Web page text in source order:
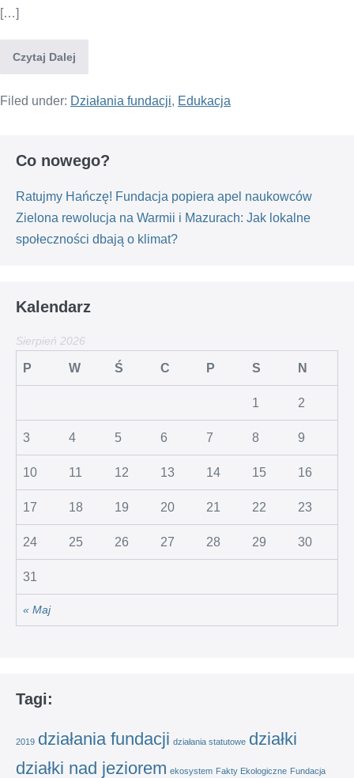
[…]
Czytaj Dalej
Filed under: Działania fundacji, Edukacja
Co nowego?
Ratujmy Hańczę! Fundacja popiera apel naukowców
Zielona rewolucja na Warmii i Mazurach: Jak lokalne
społeczności dbają o klimat?
Kalendarz
Sierpień 2026
P W Ś C P S N
« Maj
1 2
3 4 5 6 7 8 9
10 11 12 13 14 15 16
17 18 19 20 21 22 23
24 25 26 27 28 29 30
31
Tagi:
2019 działania fundacji działania statutowe działki
działki nad jeziorem ekosystem Fakty Ekologiczne Fundacja